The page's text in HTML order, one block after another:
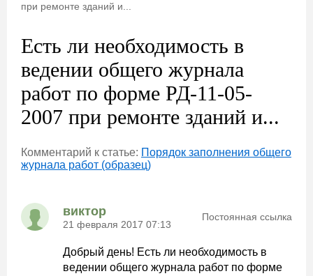
при ремонте зданий и...
Есть ли необходимость в
ведении общего журнала
работ по форме РД-11-05-
2007 при ремонте зданий и...
Комментарий к статье: Порядок заполнения общего
журнала работ (образец)
виктор
21 февраля 2017 07:13
Постоянная ссылка
Добрый день! Есть ли необходимость в
ведении общего журнала работ по форме